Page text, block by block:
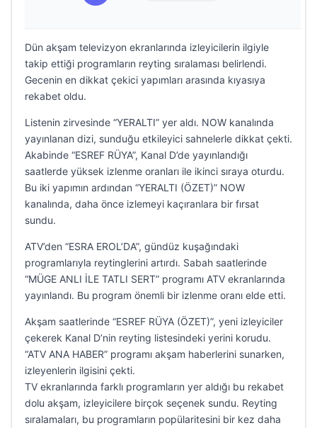
Dün akşam televizyon ekranlarında izleyicilerin ilgiyle
takip ettiği programların reyting sıralaması belirlendi.
Gecenin en dikkat çekici yapımları arasında kıyasıya
rekabet oldu.
Listenin zirvesinde “YERALTI” yer aldı. NOW kanalında
yayınlanan dizi, sunduğu etkileyici sahnelerle dikkat çekti.
Akabinde “ESREF RÜYA”, Kanal D’de yayınlandığı
saatlerde yüksek izlenme oranları ile ikinci sıraya oturdu.
Bu iki yapımın ardından “YERALTI (ÖZET)” NOW
kanalında, daha önce izlemeyi kaçıranlara bir fırsat
sundu.
ATV’den “ESRA EROL’DA”, gündüz kuşağındaki
programlarıyla reytinglerini artırdı. Sabah saatlerinde
“MÜGE ANLI İLE TATLI SERT” programı ATV ekranlarında
yayınlandı. Bu program önemli bir izlenme oranı elde etti.
Akşam saatlerinde “ESREF RÜYA (ÖZET)”, yeni izleyiciler
çekerek Kanal D’nin reyting listesindeki yerini korudu.
“ATV ANA HABER” programı akşam haberlerini sunarken,
izleyenlerin ilgisini çekti.
TV ekranlarında farklı programların yer aldığı bu rekabet
dolu akşam, izleyicilere birçok seçenek sundu. Reyting
sıralamaları, bu programların popülaritesini bir kez daha